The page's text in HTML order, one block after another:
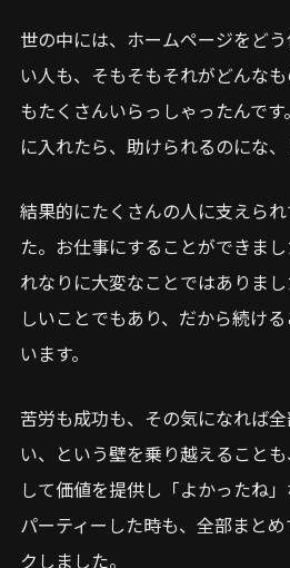
世の中には、ホームページをど
い人も、そもそもそれがどんな
もたくさんいらっしゃったんで
に入れたら、助けられるのにな、
結果的にたくさんの人に支えら
た。お仕事にすることができま
れなりに大変なことではありま
しいことでもあり、だから続け
います。
苦労も成功も、その気になれば
い、という壁を乗り越えること
して価値を提供し「よかったね
パーティーした時も、全部まと
クしました。